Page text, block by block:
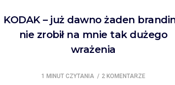
KODAK – już dawno żaden
nie zrobił na mnie tak dużego
wrażenia
1 MINUT CZYTANIA 2 KOMENTARZE